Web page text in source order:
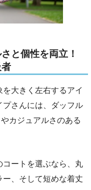
と個性を両立！
大きく左右するアイ
さんには、ダッフル
カジュアルさのある
コートを選ぶなら、丸
、そして短めな着丈